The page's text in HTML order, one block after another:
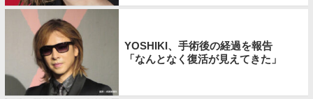
YOSHIKI、手術後の経過を報告
「なんとなく復活が見えてきた」